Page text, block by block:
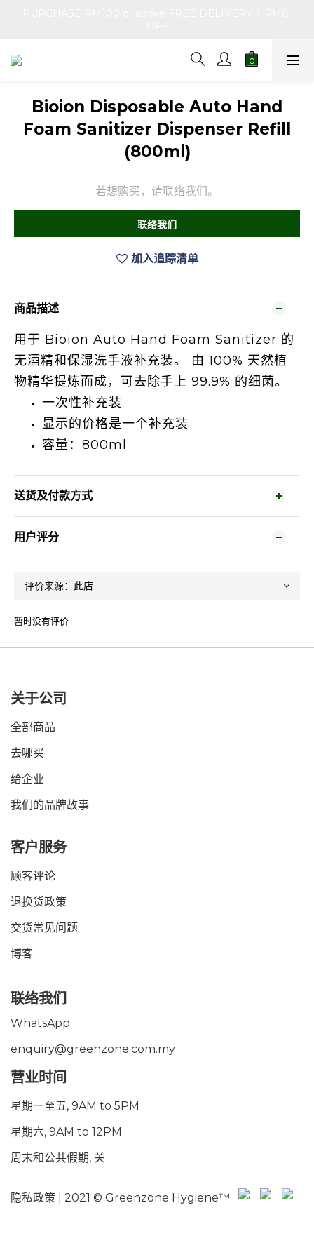
Bioion Disposable Auto Hand
Foam Sanitizer Dispenser Refill
(800ml)
若想购买，请联络我们。
联络我们
加入追踪清单
商品描述
用于 Bioion Auto Hand Foam Sanitizer 的
无酒精和保湿洗手液补充装。 由 100% 天然植
物精华提炼而成，可去除手上 99.9% 的细菌。
一次性补充装
显示的价格是一个补充装
容量：800ml
送货及付款方式
用户评分
暂时没有评价
关于公司
全部商品
去哪买
给企业
我们的品牌故事
客户服务
顾客评论
退换货政策
交货常见问题
博客
联络我们
WhatsApp
enquiry@greenzone.com.my
营业时间
星期一至五, 9AM to 5PM
星期六, 9AM to 12PM
周末和公共假期, 关
隐私政策 | 2021 © Greenzone Hygiene™